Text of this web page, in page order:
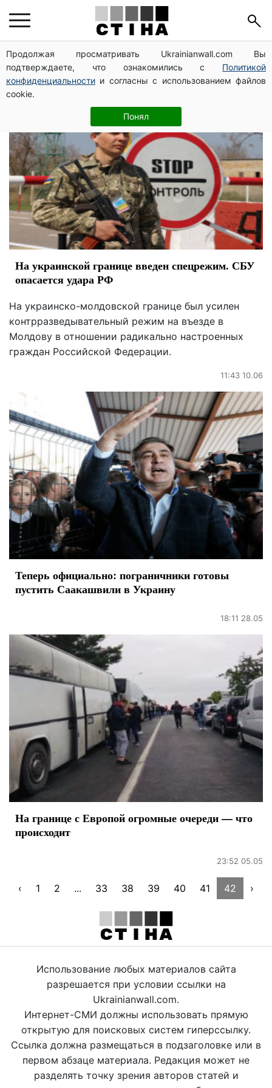
Продолжая просматривать Ukrainianwall.com Вы
подтверждаете, что ознакомились с Политикой
конфиденциальности и согласны с использованием файлов
cookie.
Понял
граница
На украинской границе введен спецрежим. СБУ
опасается удара РФ
На украинско-молдовской границе был усилен
контрразведывательный режим на въезде в
Молдову в отношении радикально настроенных
граждан Российской Федерации.
11:43 10.06
Теперь официально: пограничники готовы
пустить Саакашвили в Украину
18:11 28.05
На границе с Европой огромные очереди — что
происходит
23:52 05.05
‹ 1 2 ... 33 38 39 40 41 42 ›
Использование любых материалов сайта
разрешается при условии ссылки на
Ukrainianwall.com.
Интернет-СМИ должны использовать прямую
открытую для поисковых систем гиперссылку.
Ссылка должна размещаться в подзаголовке или в
первом абзаце материала. Редакция может не
разделять точку зрения авторов статей и